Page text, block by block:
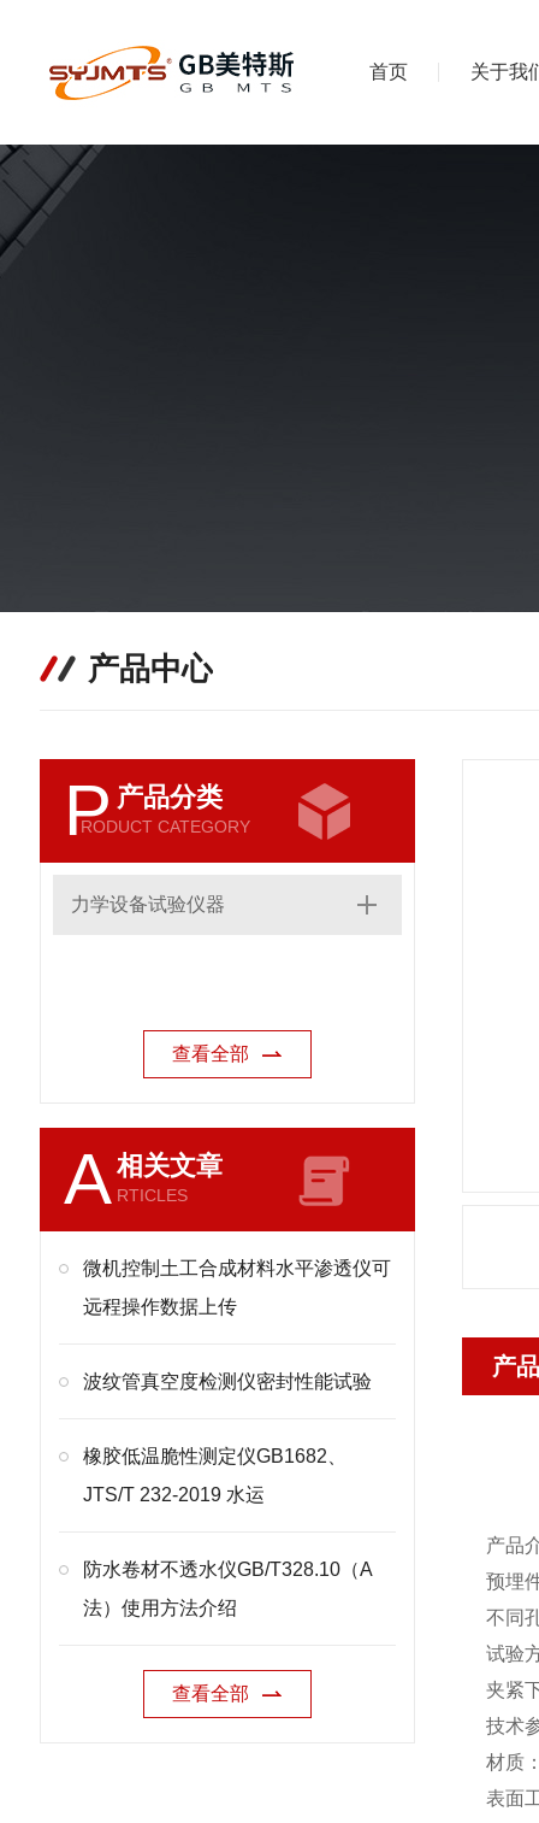
首页 关于我
产品中心
P 产品分类
RODUCT CATEGORY
力学设备试验仪器
查看全部
A相关文章
RTICLES
微机控制土工合成材料水平渗透仪可
远程操作数据上传
波纹管真空度检测仪密封性能试验
橡胶低温脆性测定仪GB1682、
JTS/T 232-2019 水运
防水卷材不透水仪GB/T328.10（A
法）使用方法介绍
查看全部
产
产品
预埋
不同
试验
夹紧
技术
材质
表面